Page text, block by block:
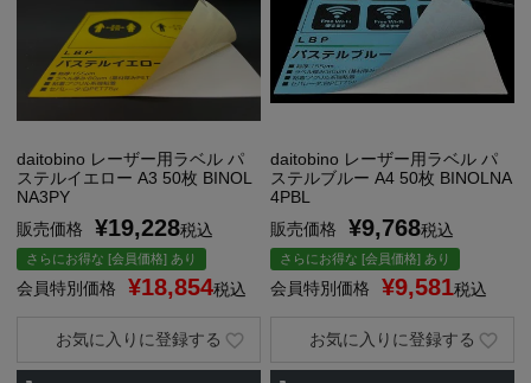
daitobino レーザー用ラベル パ
ステルイエロー A3 50枚 BINOL
NA3PY
販売価格
¥19,228税込
さらにお得な [会員価格] あり
会員特別価格 ¥18,854税込
お気に入りに登録する
daitobino レーザー用ラベル パ
ステルブルー A4 50枚 BINOLNA
4PBL
販売価格
¥9,768税込
さらにお得な [会員価格] あり
会員特別価格 ¥9,581税込
お気に入りに登録する